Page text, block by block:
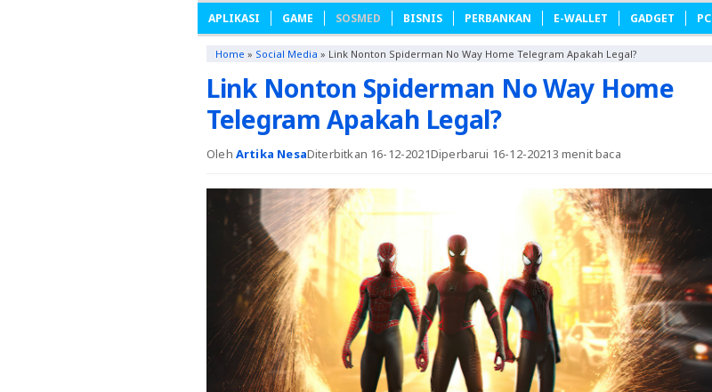
APLIKASI GAME SOSMED BISNIS PERBANKAN E-WALLET GADGET PC
Home » Social Media » Link Nonton Spiderman No Way Home Telegram Apakah Legal?
Link Nonton Spiderman No Way Home
Telegram Apakah Legal?
Oleh Artika NesaDiterbitkan 16-12-2021Diperbarui 16-12-20213 menit baca